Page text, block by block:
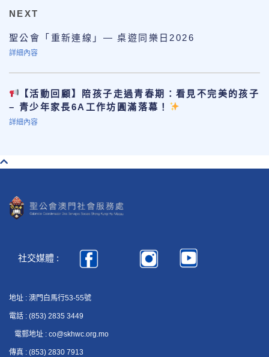
NEXT
聖公會「重新連線」— 桌遊同樂日2026
詳細內容
【活動回顧】陪孩子走過青春期：看見不完美的孩子
– 青少年家長6A工作坊圓滿落幕！
詳細內容
社交媒體 :
地址 : 澳門白馬行53-55號
電話 : (853) 2835 3449
電郵地址 : co@skhwc.org.mo
傳真 : (853) 2830 7913